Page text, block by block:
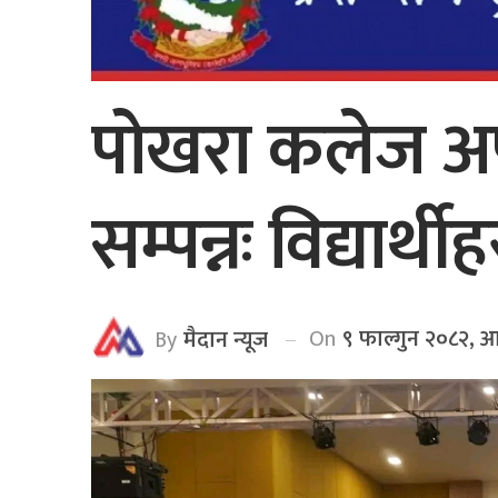
पोखरा कलेज
सम्पन्नः
Byमैदान न्यूज On ९ फाल्गुन २०८२,